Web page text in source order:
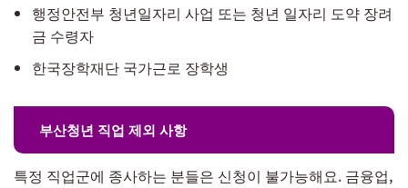
행정안전부 청년일자리 사업 또는 청년 일자리 도약 장려
금 수령자
한국장학재단 국가근로 장학생
부산청년 직업 제외 사항
특정 직업군에 종사하는 분들은 신청이 불가능해요. 금융업,